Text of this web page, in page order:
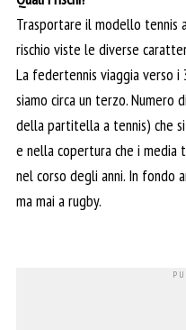
Trasportare il modello tennis
rischio viste le diverse
La federtennis viaggia verso
siamo circa un terzo. Numero
della partitella a tennis) che
e nella copertura che i media
nel corso degli anni. In fondo
ma mai a rugby.